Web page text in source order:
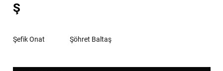
Ş
Şefik Onat Şöhret Baltaş